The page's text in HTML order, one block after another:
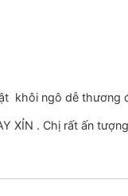
khôi ngô dễ thương
. Chị rất ấn